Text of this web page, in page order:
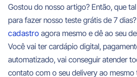
Gostou do nosso artigo? Então, que
para fazer nosso teste grátis de 7
cadastro agora mesmo e dê ao seu
Você vai ter cardápio digital,
automatizado, vai conseguir atender
contato com o seu delivery ao mesmo